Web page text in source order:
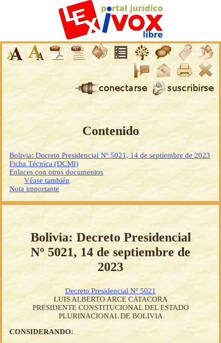
Contenido
Bolivia: Decreto Presidencial Nº 5021, 14 de septiembre de 2023
Ficha Técnica (DCMI)
Enlaces con otros documentos
Véase también
Nota importante
Bolivia: Decreto Presidencial
Nº 5021, 14 de septiembre de
2023
Decreto Presidencial Nº 5021
LUIS ALBERTO ARCE CATACORA
PRESIDENTE CONSTITUCIONAL DEL ESTADO
PLURINACIONAL DE BOLIVIA
CONSIDERANDO: